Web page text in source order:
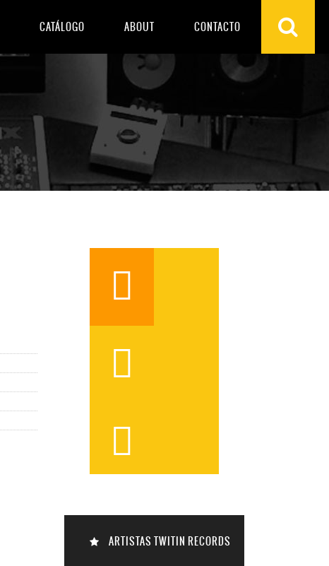
CATÁLOGO ABOUT CONTACTO




ARTISTAS TWITIN RECORDS